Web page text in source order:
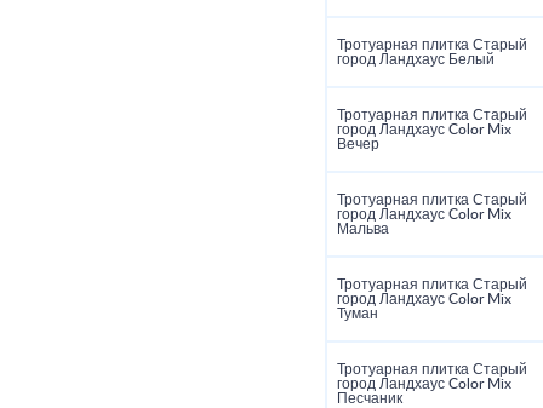
Тротуарная плитка Старый
город Ландхаус Белый
Тротуарная плитка Старый
город Ландхаус Color Mix
Вечер
Тротуарная плитка Старый
город Ландхаус Color Mix
Мальва
Тротуарная плитка Старый
город Ландхаус Color Mix
Туман
Тротуарная плитка Старый
город Ландхаус Color Mix
Песчаник